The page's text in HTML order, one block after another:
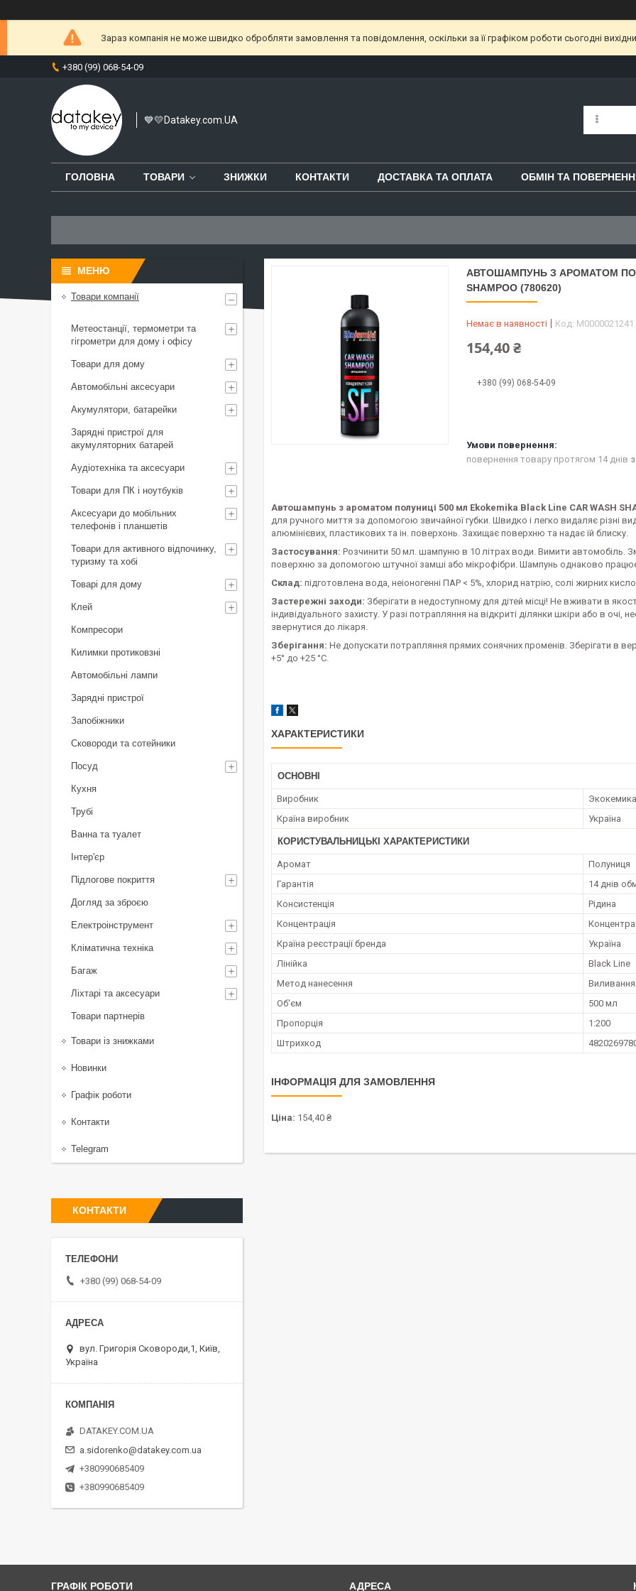
Зараз компанія не може швидко обробляти замовлення та повідомлення, оскільки за її графіком роботи сьогодні
+380 (99) 068-54-09
💙💛Datakey.com.UA
ГОЛОВНА ТОВАРИ ЗНИЖКИ КОНТАКТИ ДОСТАВКА ТА ОПЛАТА ОБМІН ТА
АВТОШАМПУНЬ З АРОМАТОМ
SHAMPOO (780620)
Немає в наявності Код: М0000021241
154,40 ₴
+380 (99) 068-54-09
повернення товару протягом 14 днів
Автошампунь з ароматом полуниці 500 мл Ekokemika Black Line CAR WASH
для ручного миття за допомогою звичайної губки. Швидко і легко видаляє різні
алюмінієвих, пластикових та ін. поверхонь. Захищає поверхню та надає їй блиску.
Застосування: Розчинити 50 мл. шампуню в 10 літрах води. Вимити
поверхню за допомогою штучної замші або мікрофібри. Шампунь однаково працює
Склад: підготовлена вода, неіоногенні ПАР < 5%, хлорид натрію, солі жирних
Застережні заходи: Зберігати в недоступному для дітей місці! Не вживати в
індивідуального захисту. У разі потрапляння на відкриті ділянки шкіри або в
звернутися до лікаря.
Зберігання: Не допускати потрапляння прямих сонячних променів. Зберігати в
+5° до +25 °С.
ХАРАКТЕРИСТИКИ
ОСНОВНІ
Виробник
Экокемика
Країна виробник
Україна
КОРИСТУВАЛЬНИЦЬКІ ХАРАКТЕРИСТИКИ
Аромат
Полуниця
Гарантія
14 днів
Консистенція
Рідина
Концентрація
Країна реєстрації бренда
Україна
Лінійка
Black Line
Метод нанесення
Виливання
Об'єм
500 мл
Пропорція
1:200
Штрихкод
ІНФОРМАЦІЯ ДЛЯ ЗАМОВЛЕННЯ
Ціна: 154,40 ₴
Товари компанії
Метеостанції, термометри та
гігрометри для дому і офісу
Товари для дому
Автомобільні аксесуари
Акумулятори, батарейки
Зарядні пристрої для
акумуляторних батарей
Аудіотехніка та аксесуари
Товари для ПК і ноутбуків
Аксесуари до мобільних
телефонів і планшетів
Товари для активного відпочинку,
туризму та хобі
Товарі для дому
Клей
Компресори
Килимки протиковзні
Автомобільні лампи
Зарядні пристрої
Запобіжники
Сковороди та сотейники
Посуд
Кухня
Трубі
Ванна та туалет
Інтер'єр
Підлогове покриття
Догляд за зброєю
Електроінструмент
Кліматична техніка
Багаж
Ліхтарі та аксесуари
Товари партнерів
Товари із знижками
Новинки
Графік роботи
Контакти
Telegram
КОНТАКТИ
+380 (99) 068-54-09
вул. Григорія Сковороди,1, Київ,
Україна
DATAKEY.COM.UA
a.sidorenko@datakey.com.ua
+380990685409
+380990685409
ГРАФІК РОБОТИ